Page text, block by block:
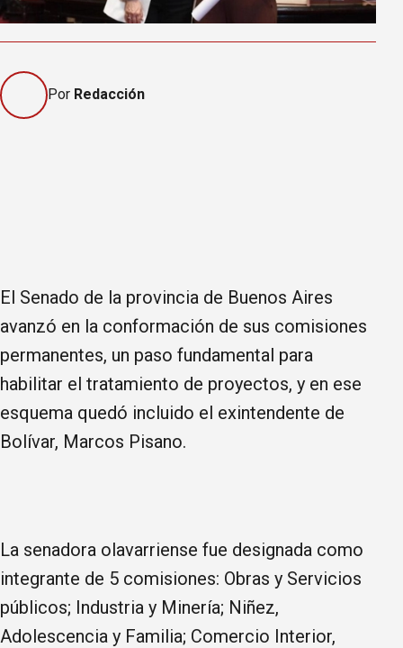
Por Redacción
El Senado de la provincia de Buenos Aires
avanzó en la conformación de sus comisiones
permanentes, un paso fundamental para
habilitar el tratamiento de proyectos, y en ese
esquema quedó incluido el exintendente de
Bolívar, Marcos Pisano.
La senadora olavarriense fue designada como
integrante de 5 comisiones: Obras y Servicios
públicos; Industria y Minería; Niñez,
Adolescencia y Familia; Comercio Interior,